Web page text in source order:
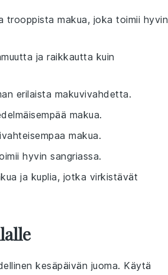
trooppista makua, joka toimii hyvin
ja raikkautta kuin
erilaista makuvivahdetta.
makua.
makua.
hyvin sangriassa.
ja kuplia, jotka virkistävät
kesäpäivän juoma. Käytä